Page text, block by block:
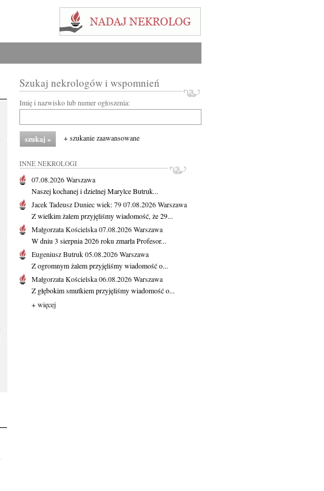
Szukaj nekrologów i wspomnień
Imię i nazwisko lub numer ogłoszenia:
+ szukanie zaawansowane
INNE NEKROLOGI
07.08.2026Warszawa
Naszej kochanej i dzielnej Marylce Butruk...
Jacek Tadeusz Duniecwiek: 7907.08.2026Warszawa
Z wielkim żalem przyjęliśmy wiadomość, że 29...
Małgorzata Kościelska07.08.2026Warszawa
W dniu 3 sierpnia 2026 roku zmarła Profesor...
Eugeniusz Butruk05.08.2026Warszawa
Z ogromnym żalem przyjęliśmy wiadomość o...
Małgorzata Kościelska06.08.2026Warszawa
Z głębokim smutkiem przyjęliśmy wiadomość o...
+ więcej